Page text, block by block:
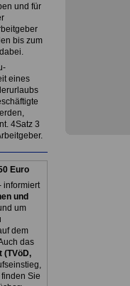
und für
bis zum
eines
4Satz 3
Euro
informiert
und
um
dem
das
(TVöD,
Sie